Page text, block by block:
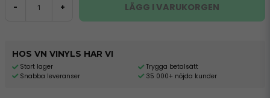
- + LÄGG I VARUKORGEN
HOS VN VINYLS HAR VI
Stort lager
Snabba leveranser
Trygga betalsätt
35 000+ nöjda kunder